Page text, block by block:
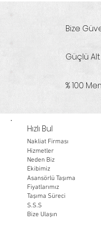
Bize
Güçlü Alt
% 100
Hızlı Bul
Nakliat Firması
Hizmetler
Neden Biz
Ekibimiz
Asansörlü Taşıma
Fiyatlarımız
Taşıma Süreci
S.S.S
Bize Ulaşın